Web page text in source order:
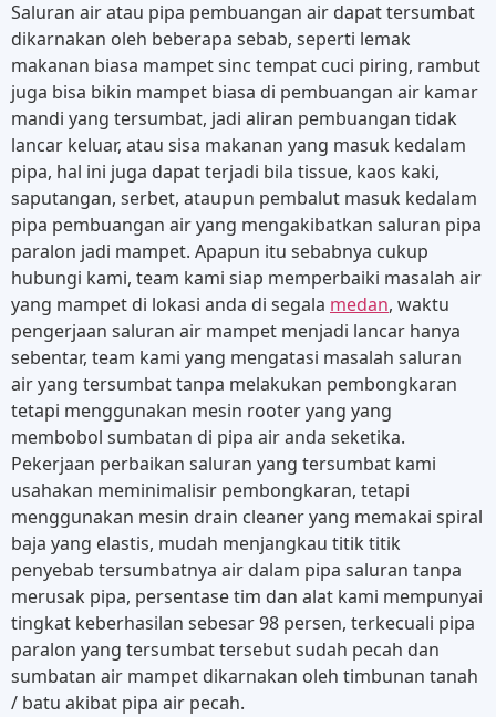
Saluran air atau pipa pembuangan air dapat tersumbat
dikarnakan oleh beberapa sebab, seperti lemak
makanan biasa mampet sinc tempat cuci piring, rambut
juga bisa bikin mampet biasa di pembuangan air kamar
mandi yang tersumbat, jadi aliran pembuangan tidak
lancar keluar, atau sisa makanan yang masuk kedalam
pipa, hal ini juga dapat terjadi bila tissue, kaos kaki,
saputangan, serbet, ataupun pembalut masuk kedalam
pipa pembuangan air yang mengakibatkan saluran pipa
paralon jadi mampet. Apapun itu sebabnya cukup
hubungi kami, team kami siap memperbaiki masalah air
yang mampet di lokasi anda di segala medan, waktu
pengerjaan saluran air mampet menjadi lancar hanya
sebentar, team kami yang mengatasi masalah saluran
air yang tersumbat tanpa melakukan pembongkaran
tetapi menggunakan mesin rooter yang yang
membobol sumbatan di pipa air anda seketika.
Pekerjaan perbaikan saluran yang tersumbat kami
usahakan meminimalisir pembongkaran, tetapi
menggunakan mesin drain cleaner yang memakai spiral
baja yang elastis, mudah menjangkau titik titik
penyebab tersumbatnya air dalam pipa saluran tanpa
merusak pipa, persentase tim dan alat kami mempunyai
tingkat keberhasilan sebesar 98 persen, terkecuali pipa
paralon yang tersumbat tersebut sudah pecah dan
sumbatan air mampet dikarnakan oleh timbunan tanah
/ batu akibat pipa air pecah.